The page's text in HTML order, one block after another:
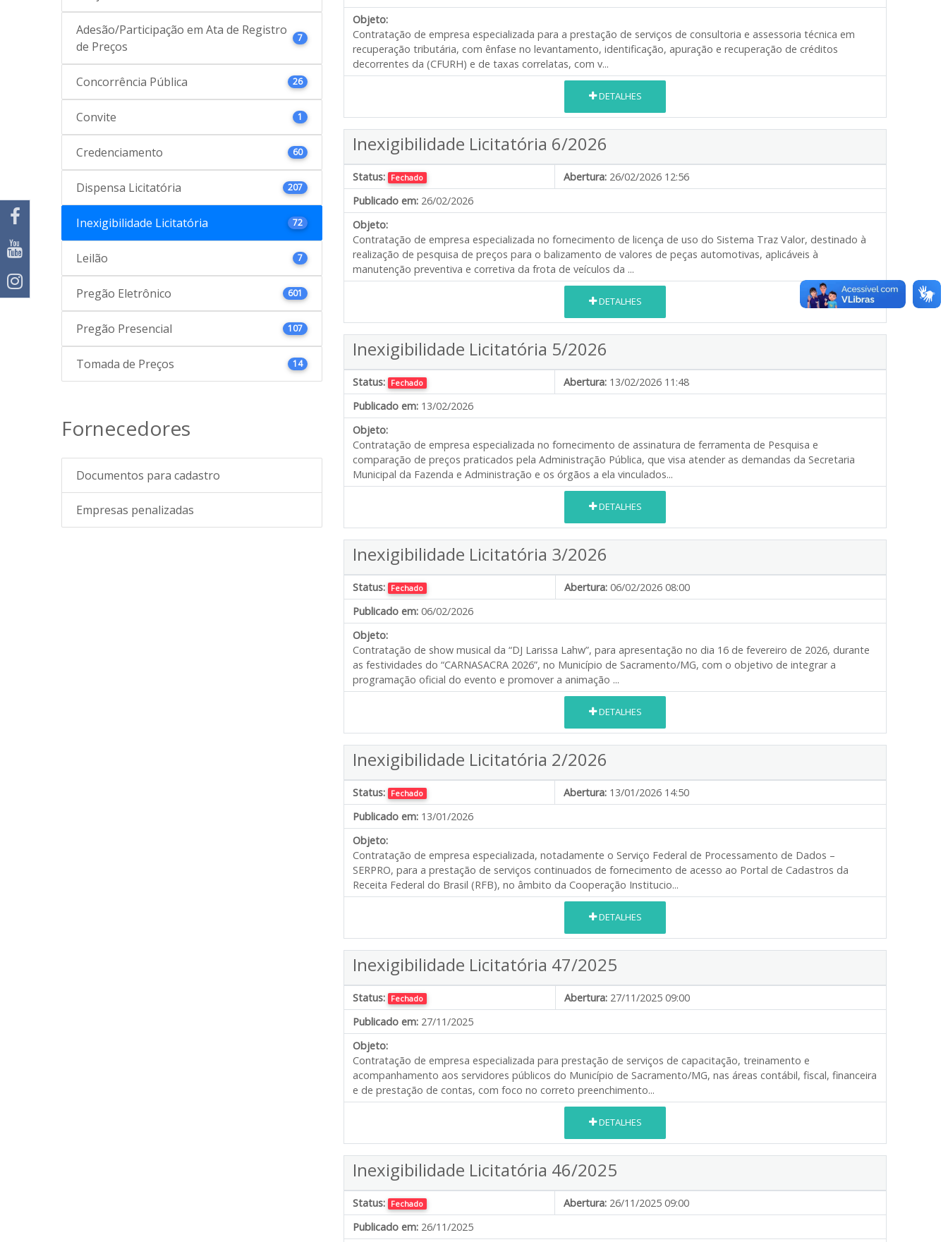
Adesão/Participação em Ata de Registro
de Preços
7
Concorrência Pública 26
Convite 1
Credenciamento 60
Dispensa Licitatória 207
Inexigibilidade Licitatória 72
Leilão 7
Pregão Eletrônico 601
Pregão Presencial 107
Tomada de Preços 14
Fornecedores
Documentos para cadastro
Empresas penalizadas
Objeto:
Contratação de empresa especializada para a prestação de serviços de consultoria e assessoria técnica em
recuperação tributária, com ênfase no levantamento, identificação, apuração e recuperação de créditos
decorrentes da (CFURH) e de taxas correlatas, com v...
DETALHES
Inexigibilidade Licitatória 6/2026
Status: Fechado Abertura: 26/02/2026 12:56
Publicado em: 26/02/2026
Objeto:
Contratação de empresa especializada no fornecimento de licença de uso do Sistema Traz Valor, destinado à
realização de pesquisa de preços para o balizamento de valores de peças automotivas, aplicáveis à
manutenção preventiva e corretiva da frota de veículos da ...
DETALHES
Inexigibilidade Licitatória 5/2026
Status: Fechado Abertura: 13/02/2026 11:48
Publicado em: 13/02/2026
Objeto:
Contratação de empresa especializada no fornecimento de assinatura de ferramenta de Pesquisa e
comparação de preços praticados pela Administração Pública, que visa atender as demandas da Secretaria
Municipal da Fazenda e Administração e os órgãos a ela vinculados...
DETALHES
Inexigibilidade Licitatória 3/2026
Status: Fechado Abertura: 06/02/2026 08:00
Publicado em: 06/02/2026
Objeto:
Contratação de show musical da “DJ Larissa Lahw”, para apresentação no dia 16 de fevereiro de 2026, durante
as festividades do “CARNASACRA 2026”, no Município de Sacramento/MG, com o objetivo de integrar a
programação oficial do evento e promover a animação ...
DETALHES
Inexigibilidade Licitatória 2/2026
Status: Fechado Abertura: 13/01/2026 14:50
Publicado em: 13/01/2026
Objeto:
Contratação de empresa especializada, notadamente o Serviço Federal de Processamento de Dados –
SERPRO, para a prestação de serviços continuados de fornecimento de acesso ao Portal de Cadastros da
Receita Federal do Brasil (RFB), no âmbito da Cooperação Institucio...
DETALHES
Inexigibilidade Licitatória 47/2025
Status: Fechado Abertura: 27/11/2025 09:00
Publicado em: 27/11/2025
Objeto:
Contratação de empresa especializada para prestação de serviços de capacitação, treinamento e
acompanhamento aos servidores públicos do Município de Sacramento/MG, nas áreas contábil, fiscal, financeira
e de prestação de contas, com foco no correto preenchimento...
DETALHES
Inexigibilidade Licitatória 46/2025
Status: Fechado Abertura: 26/11/2025 09:00
Publicado em: 26/11/2025